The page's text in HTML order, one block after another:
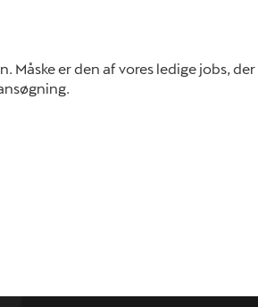
Måske er den af vores ledige jobs,